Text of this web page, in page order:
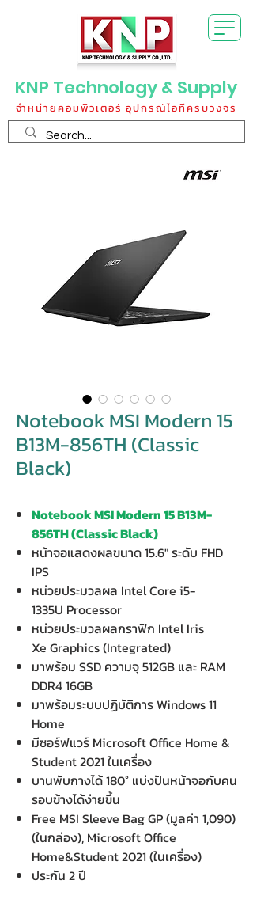
KNP Technology & Supply
จำหน่ายคอมพิวเตอร์ อุปกรณ์ไอทีครบวงจร
Notebook MSI Modern 15
B13M-856TH (Classic
Black)
Notebook MSI Modern 15 B13M-
856TH (Classic Black)
หน้าจอแสดงผลขนาด 15.6" ระดับ FHD
IPS
หน่วยประมวลผล Intel Core i5-
1335U Processor
หน่วยประมวลผลกราฟิก Intel Iris
Xe Graphics (Integrated)
มาพร้อม SSD ความจุ 512GB และ RAM
DDR4 16GB
มาพร้อมระบบปฏิบัติการ Windows 11
Home
มีซอร์ฟแวร์ Microsoft Office Home &
Student 2021 ในเครื่อง
บานพับกางได้ 180° แบ่งปันหน้าจอกับคน
รอบข้างได้ง่ายขึ้น
Free MSI Sleeve Bag GP (มูลค่า 1,090)
(ในกล่อง), Microsoft Office
Home&Student 2021 (ในเครื่อง)
ประกัน 2 ปี